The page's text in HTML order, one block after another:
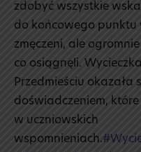
zdobyć wszystkie
do końcowego punktu
zmęczeni, ale
co osiągnęli.
Przedmieściu okazała
doświadczeniem,
w uczniowskich
wspomnieniach.